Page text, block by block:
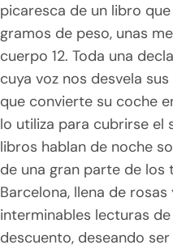
picaresca de un libro
gramos de peso, unas
cuerpo 12. Toda una
cuya voz nos desvela
que convierte su coche
lo utiliza para cubrirse el
libros hablan de noche
de una gran parte de los
Barcelona, llena de
interminables lecturas
descuento, deseando